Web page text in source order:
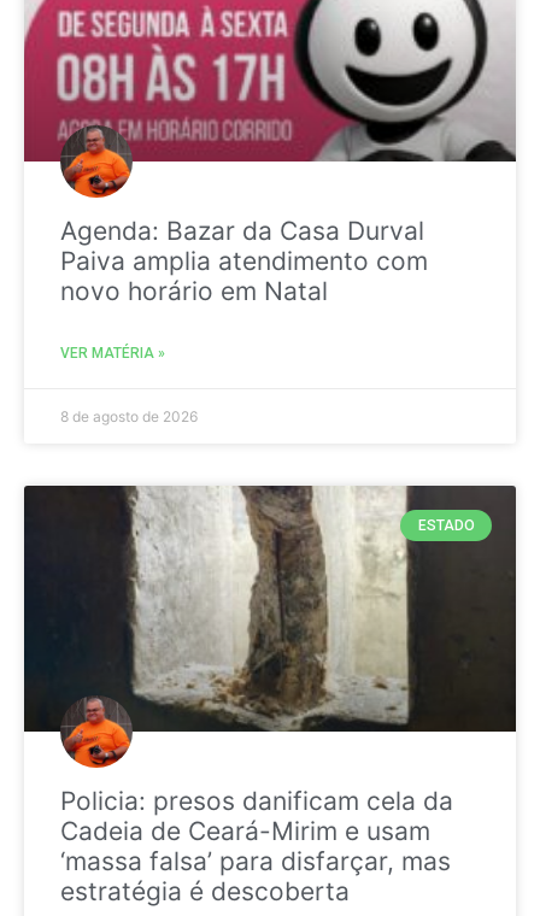
Agenda: Bazar da Casa Durval
Paiva amplia atendimento com
novo horário em Natal
VER MATÉRIA »
8 de agosto de 2026
ESTADO
Policia: presos danificam cela da
Cadeia de Ceará-Mirim e usam
‘massa falsa’ para disfarçar, mas
estratégia é descoberta